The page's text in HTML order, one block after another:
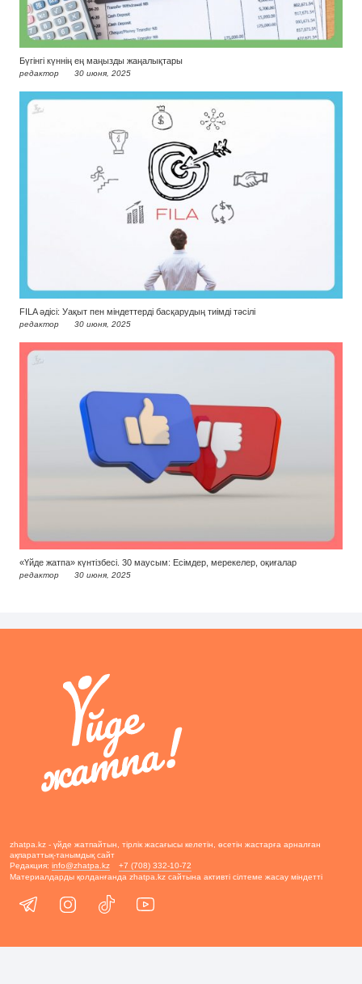
Бүгінгі күннің ең маңызды жаңалықтары
редактор 30 июня, 2025
FILA әдісі: Уақыт пен міндеттерді басқарудың тиімді тәсілі
редактор 30 июня, 2025
«Үйде жатпа» күнтізбесі. 30 маусым: Есімдер, мерекелер, оқиғалар
редактор 30 июня, 2025
zhatpa.kz - үйде жатпайтын, тірлік жасағысы келетін, өсетін жастарға арналған
ақпараттық-танымдық сайт
Редакция: info@zhatpa.kz
+7 (708) 332-10-72
Материалдарды қолданғанда zhatpa.kz сайтына активті сілтеме жасау міндетті